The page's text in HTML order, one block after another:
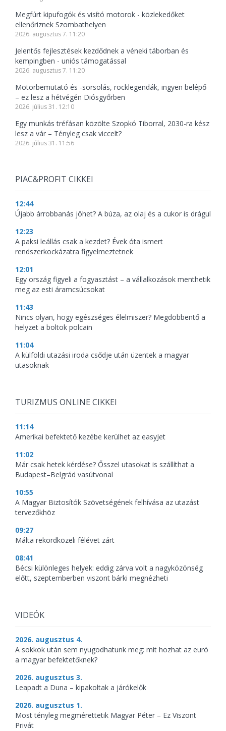
Megfúrt kipufogók és visító motorok - közlekedőket
ellenőriznek Szombathelyen
2026. augusztus 7. 11:20
Jelentős fejlesztések kezdődnek a véneki táborban és
kempingben - uniós támogatással
2026. augusztus 7. 11:20
Motorbemutató és -sorsolás, rocklegendák, ingyen belépő
– ez lesz a hétvégén Diósgyőrben
2026. július 31. 12:10
Egy munkás tréfásan közölte Szopkó Tiborral, 2030-ra kész
lesz a vár – Tényleg csak viccelt?
2026. július 31. 11:56
PIAC&PROFIT CIKKEI
12:44
Újabb árrobbanás jöhet? A búza, az olaj és a cukor is drágul
12:23
A paksi leállás csak a kezdet? Évek óta ismert
rendszerkockázatra figyelmeztetnek
12:01
Egy ország figyeli a fogyasztást – a vállalkozások menthetik
meg az esti áramcsúcsokat
11:43
Nincs olyan, hogy egészséges élelmiszer? Megdöbbentő a
helyzet a boltok polcain
11:04
A külföldi utazási iroda csődje után üzentek a magyar
utasoknak
TURIZMUS ONLINE CIKKEI
11:14
Amerikai befektető kezébe kerülhet az easyJet
11:02
Már csak hetek kérdése? Ősszel utasokat is szállíthat a
Budapest–Belgrád vasútvonal
10:55
A Magyar Biztosítók Szövetségének felhívása az utazást
tervezőkhöz
09:27
Málta rekordközeli félévet zárt
08:41
Bécsi különleges helyek: eddig zárva volt a nagyközönség
előtt, szeptemberben viszont bárki megnézheti
VIDEÓK
2026. augusztus 4.
A sokkok után sem nyugodhatunk meg: mit hozhat az euró
a magyar befektetőknek?
2026. augusztus 3.
Leapadt a Duna – kipakoltak a járókelők
2026. augusztus 1.
Most tényleg megmérettetik Magyar Péter – Ez Viszont
Privát